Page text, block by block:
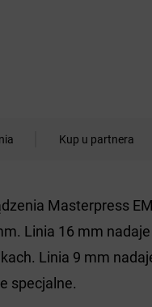
Kup u partnera
Masterpress
Linia 16 mm
Linia 9 mm
specjalne.